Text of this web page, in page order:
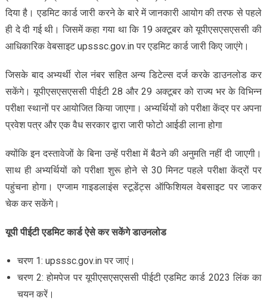
दिया है। एडमिट कार्ड जारी करने के बारे में जानकारी आयोग की तरफ से पहले
ही दे दी गई थी। जिसमें कहा गया था कि 19 अक्टूबर को यूपीएसएसएससी की
आधिकारिक वेबसाइट upsssc.gov.in पर एडमिट कार्ड जारी किए जाएंगे।
जिसके बाद अभ्यर्थी रोल नंबर सहित अन्य डिटेल्स दर्ज करके डाउनलोड कर
सकेंगे। यूपीएसएसएससी पीईटी 28 और 29 अक्टूबर को राज्य भर के विभिन्न
परीक्षा स्थानों पर आयोजित किया जाएगा। अभ्यर्थियों को परीक्षा केंद्र पर अपना
प्रवेश पत्र और एक वैध सरकार द्वारा जारी फोटो आईडी लाना होगा
क्योंकि इन दस्तावेजों के बिना उन्हें परीक्षा में बैठने की अनुमति नहीं दी जाएगी।
साथ ही अभ्यर्थियों को परीक्षा शुरू होने से 30 मिनट पहले परीक्षा केंद्रों पर
पहुंचना होगा। एग्जाम गाइडलाइंस स्टूडेंट्स ऑफिशियल वेबसाइट पर जाकर
चेक कर सकेंगे।
यूपी पीईटी एडमिट कार्ड ऐसे कर सकेंगे डाउनलोड
चरण 1: upsssc.gov.in पर जाएं।
चरण 2: होमपेज पर यूपीएसएसएससी पीईटी एडमिट कार्ड 2023 लिंक का
चयन करें।